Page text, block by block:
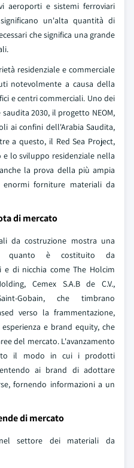
aeroporti e sistemi ferroviari
un'alta quantità di
che significa una grande
residenziale e commerciale
notevolmente a causa della
e centri commerciali. Uno dei
2030, il progetto NEOM,
ai confini dell'Arabia Saudita,
a questo, il Red Sea Project,
lo sviluppo residenziale nella
la prova della più ampia
forniture materiali da
di mercato
da costruzione mostra una
quanto è costituito da
e di nicchia come The Holcim
Cemex S.A.B de C.V.,
Gobain, che timbrano
verso la frammentazione,
e brand equity, che
del mercato. L'avanzamento
il modo in cui i prodotti
ai brand di adottare
fornendo informazioni a un
di mercato
settore dei materiali da